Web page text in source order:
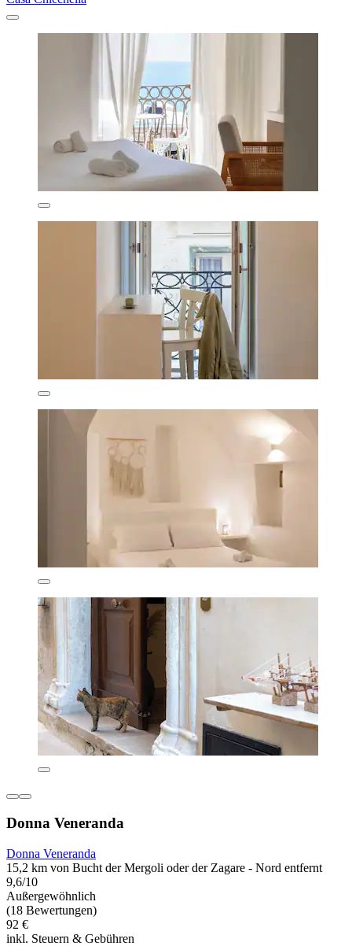
Donna Veneranda
Donna Veneranda
15,2 km von Bucht der Mergoli oder der Zagare - Nord entfernt
9,6/10
Außergewöhnlich
(18 Bewertungen)
92 €
inkl. Steuern & Gebühren